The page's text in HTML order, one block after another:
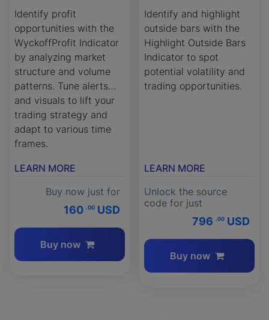
Identify profit
opportunities with the
WyckoffProfit Indicator
by analyzing market
structure and volume
patterns. Tune alerts
and visuals to lift your
trading strategy and
adapt to various time
frames.
LEARN MORE
Buy now just for
160 .00 USD
Buy now
Identify and highlight
outside bars with the
Highlight Outside Bars
Indicator to spot
potential volatility and
trading opportunities.
LEARN MORE
Unlock the source
code for just
796 .00 USD
Buy now